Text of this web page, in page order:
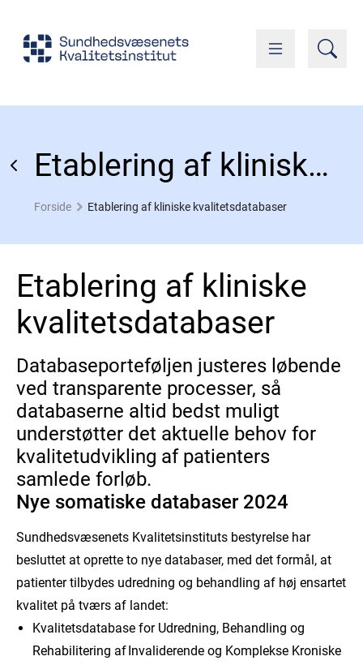
Etablering af kliniske kvalitetsdatabaser
Forside Etablering af kliniske kvalitetsdatabaser
Etablering af kliniske
kvalitetsdatabaser
Databaseporteføljen justeres løbende
ved transparente processer, så
databaserne altid bedst muligt
understøtter det aktuelle behov for
kvalitetudvikling af patienters
samlede forløb.
Nye somatiske databaser 2024
Sundhedsvæsenets Kvalitetsinstituts bestyrelse har
besluttet at oprette to nye databaser, med det formål, at
patienter tilbydes udredning og behandling af høj ensartet
kvalitet på tværs af landet:
Kvalitetsdatabase for Udredning, Behandling og
Rehabilitering af Invaliderende og Komplekse Kroniske